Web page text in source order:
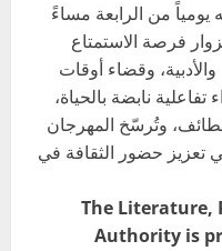
يومياً من الرابعة مساءً
الزوار فرصة الاستمتاع
وقضاء أوقات
نابضة بالحياة،
وتُرسّخ المهرجان
تعزيز حضور الثقافة في
The Literature,
Authority is